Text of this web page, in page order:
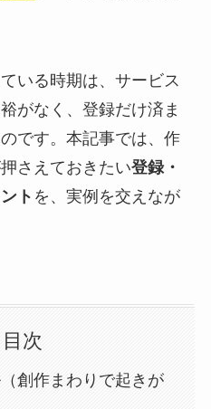
いる時期は、サービス
がなく、登録だけ済ま
です。本記事では、作
さえておきたい登録・
ト を、実例を交えなが
目次
創作まわりで起きが